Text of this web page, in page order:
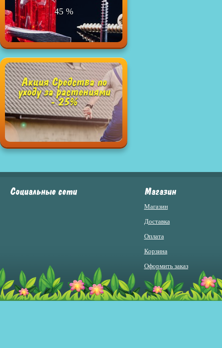
45 %
Акция Средства по
уходу за растениями
- 25%
Социальные сети Магазин
Магазин
Доставка
Оплата
Корзина
Оформить заказ